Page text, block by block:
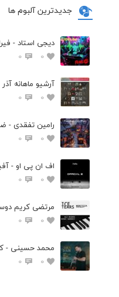
جدیدترین آلبوم ها
دیجی استاد -
0
0
آرشیو ماهانه آذر 1404 -
0
0
رامین تفقدی -
0
0
اف ان پی او -
0
0
مرتضی کریم
0
0
محمد حسینی -
0
0